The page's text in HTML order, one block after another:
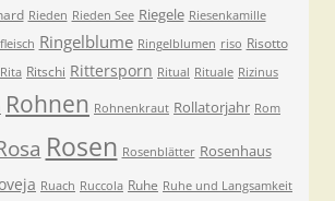
Rieden Rieden See Riegele Riesenkamille
Ringelblume Ringelblumen riso Risotto
Rita Ritschi Rittersporn Ritual Rituale Rizinus
Rohnen Rohnenkraut Rollatorjahr Rom
Rosen Rosenblätter Rosenhaus
Ruach Ruccola Ruhe Ruhe und Langsamkeit